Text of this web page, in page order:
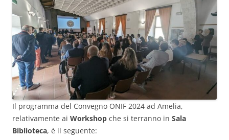
Il programma del Convegno ONIF 2024 ad Amelia,
relativamente ai Workshop che si terranno in Sala
Biblioteca, è il seguente: